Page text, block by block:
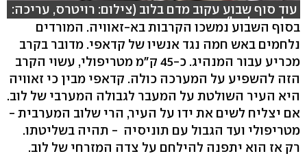
עוד סוף שבוע עקוב מדם בלוב (צילום: רויטרס, עריכה:
שלומי בלבול)
בסוף השבוע נמשכו הקרבות בא-זאוויה. המורדים
נלחמים באש חמה נגד אנשיו של קדאפי. מדובר בקרב
מכריע עבור המנהיג. כ-45 ק"מ מטריפולי, עשוי הקרב
הזה להשפיע על המערכה כולה. קדאפי מבין כי זאוויה
היא העיר השולטת על המעבר לגבולה המערבי של לוב.
אם יצליח לשים את ידו על העיר, הרי שלוב המערבית -
מטריפולי ועד הגבול עם תוניסיה - תהיה בשליטתו.
רק אז הוא יתפנה להילחם על צדה המזרחי של לוב.